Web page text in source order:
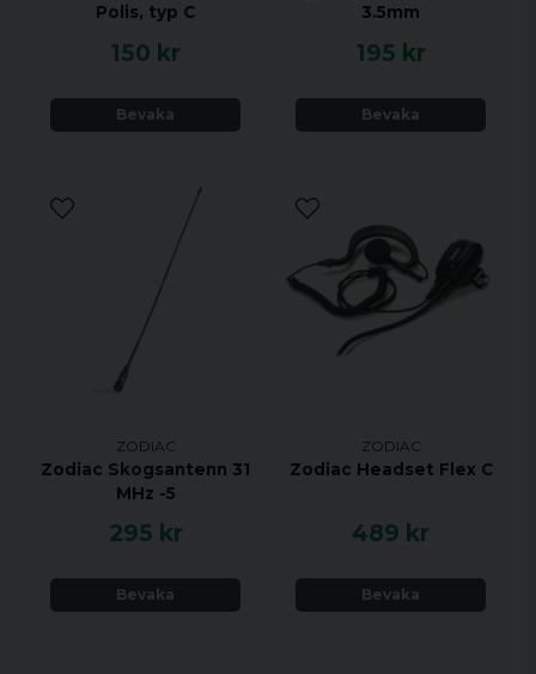
Polis, typ C
150 kr
Bevaka
3.5mm
195 kr
Bevaka
ZODIAC
Zodiac Skogsantenn 31
MHz -5
295 kr
Bevaka
ZODIAC
Zodiac Headset Flex C
489 kr
Bevaka